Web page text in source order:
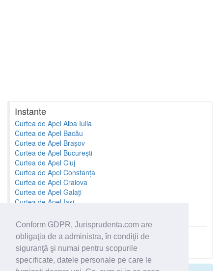
Conform GDPR, Jurisprudenta.com are
obligaţia de a administra, în condiţii de
siguranţă şi numai pentru scopurile
specificate, datele personale pe care le
Instante
Curtea de Apel Alba Iulia
Curtea de Apel Bacău
Curtea de Apel Brașov
Curtea de Apel București
Curtea de Apel Cluj
Curtea de Apel Constanța
Curtea de Apel Craiova
Curtea de Apel Galați
Curtea de Apel Iași
Toate instantele